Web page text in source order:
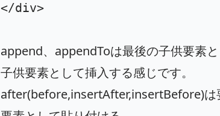
</div>
append、appendToは最後の子供要素
子供要素として挿入する感じです。
after(before,insertAfter,insertBefore)は